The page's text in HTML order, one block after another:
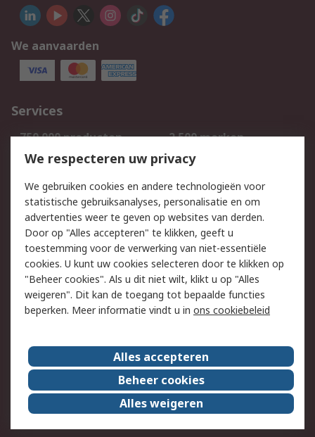
We aanvaarden
Services
750.000 producten
2.500 merken
Bestellen
Inkoopoplossingen
Track & Trace
Wettelijk
Cookiebeleid
Email veiligheid
Privacybeleid
Websitevoorwaarden
Algemene
verkoopvoorwaarden
Over RS
RS Group
Over ons
RS wereldwijd
Werken bij RS
ESG
We respecteren uw privacy
We gebruiken cookies en andere technologieën voor
statistische gebruiksanalyses, personalisatie en om
advertenties weer te geven op websites van derden.
Door op "Alles accepteren" te klikken, geeft u
toestemming voor de verwerking van niet-essentiële
cookies. U kunt uw cookies selecteren door te klikken op
"Beheer cookies". Als u dit niet wilt, klikt u op "Alles
weigeren". Dit kan de toegang tot bepaalde functies
beperken. Meer informatie vindt u in ons cookiebeleid
Alles accepteren
Beheer cookies
Alles weigeren